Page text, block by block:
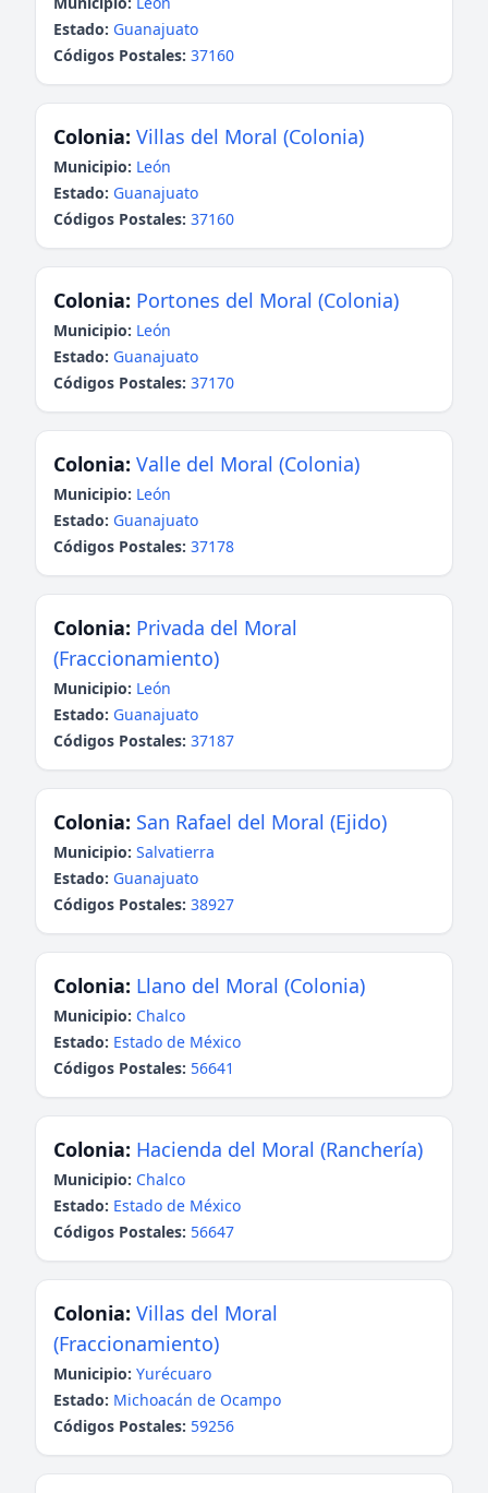
Estado: Guanajuato
Códigos Postales: 37160
Colonia: Villas del Moral (Colonia)
Municipio: León
Estado: Guanajuato
Códigos Postales: 37160
Colonia: Portones del Moral (Colonia)
Municipio: León
Estado: Guanajuato
Códigos Postales: 37170
Colonia: Valle del Moral (Colonia)
Municipio: León
Estado: Guanajuato
Códigos Postales: 37178
Colonia: Privada del Moral
(Fraccionamiento)
Municipio: León
Estado: Guanajuato
Códigos Postales: 37187
Colonia: San Rafael del Moral (Ejido)
Municipio: Salvatierra
Estado: Guanajuato
Códigos Postales: 38927
Colonia: Llano del Moral (Colonia)
Municipio: Chalco
Estado: Estado de México
Códigos Postales: 56641
Colonia: Hacienda del Moral (Ranchería)
Municipio: Chalco
Estado: Estado de México
Códigos Postales: 56647
Colonia: Villas del Moral
(Fraccionamiento)
Municipio: Yurécuaro
Estado: Michoacán de Ocampo
Códigos Postales: 59256